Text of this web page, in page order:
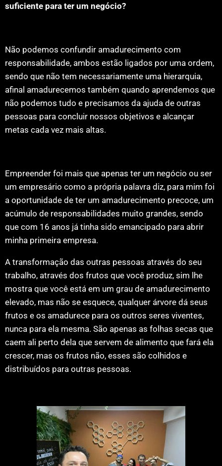
suficiente para ter um negócio?
Não podemos confundir amadurecimento com
responsabilidade, ambos estão ligados por uma ordem,
sendo que não tem necessariamente uma hierarquia,
afinal amadurecemos também quando aprendemos que
não podemos tudo e precisamos da ajuda de outras
pessoas para concluir nossos objetivos e alcançar
metas cada vez mais altas.
Empreender foi mais que apenas ter um negócio ou ser
um empresário como a própria palavra diz, para mim foi
a oportunidade de ter um amadurecimento precoce, um
acúmulo de responsabilidades muito grandes, sendo
que com 16 anos já tinha sido emancipado para abrir
minha primeira empresa.
A transformação das outras pessoas através do seu
trabalho, através dos frutos que você produz, sim lhe
mostra que você está em um grau de amadurecimento
elevado, mas não se esquece, qualquer árvore dá seus
frutos e os amadurece para os outros seres viventes,
nunca para ela mesma. São apenas as folhas secas que
caem ali perto dela que servem de alimento que fará ela
crescer, mas os frutos não, esses são colhidos e
distribuídos para outras pessoas.